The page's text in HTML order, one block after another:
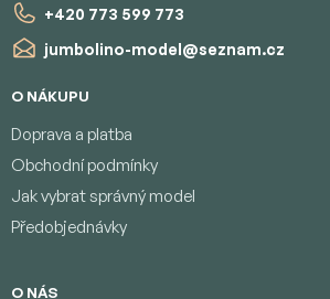
+420 773 599 773
jumbolino-model@seznam.cz
O NÁKUPU
Doprava a platba
Obchodní podmínky
Jak vybrat správný model
Předobjednávky
O NÁS